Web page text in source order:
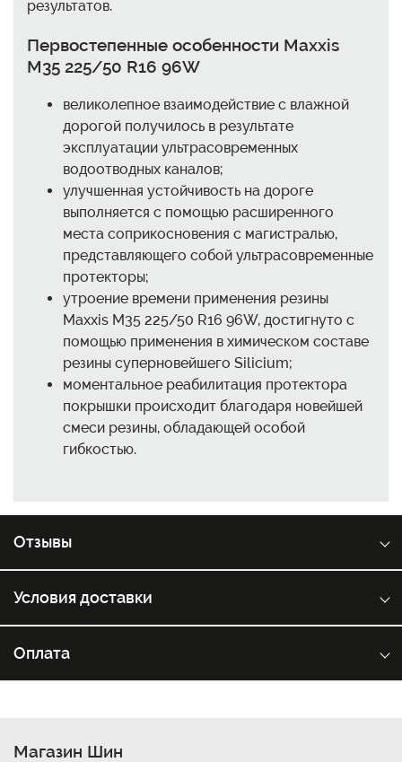
результатов.
Первостепенные особенности Maxxis
M35 225/50 R16 96W
великолепное взаимодействие с влажной
дорогой получилось в результате
эксплуатации ультрасовременных
водоотводных каналов;
улучшенная устойчивость на дороге
выполняется с помощью расширенного
места соприкосновения с магистралью,
представляющего собой ультрасовременные
протекторы;
утроение времени применения резины
Maxxis M35 225/50 R16 96W, достигнуто с
помощью применения в химическом составе
резины суперновейшего Silicium;
моментальное реабилитация протектора
покрышки происходит благодаря новейшей
смеси резины, обладающей особой
гибкостью.
Отзывы
Условия доставки
Оплата
Магазин Шин